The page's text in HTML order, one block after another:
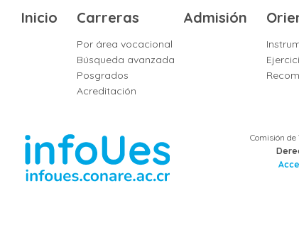
Inicio Carreras
Por área vocacional
Búsqueda avanzada
Posgrados
Acreditación
Admisión
Comisión